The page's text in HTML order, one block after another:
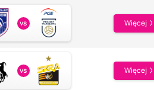
vs Więcej
vs Więcej